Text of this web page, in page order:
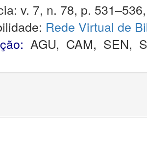
v. 7, n. 78, p.
Rede Virtual de
AGU, CAM, SEN,